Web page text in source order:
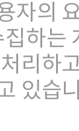
자의
집하는
리하
있습